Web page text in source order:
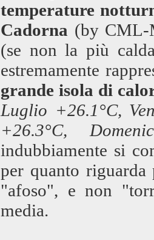
temperature
Cadorna (by CML-
(se non la più
estremamente
grande isola di
Luglio +26.1°C,
+26.3°C,
indubbiamente si
per quanto riguarda
"afoso", e non
media.